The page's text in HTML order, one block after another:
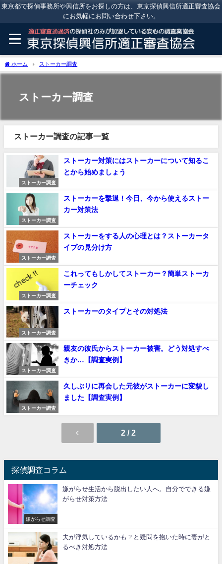
東京都で探偵事務所や興信所をお探しの方は、東京探偵興信所適正審査協会
にお気軽にお問い合わせ下さい。
ホーム ストーカー調査
ストーカー調査
ストーカー調査の記事一覧
ストーカー調査
ストーカー対策にはストーカーについて知るこ
とから始めましょう
ストーカー調査
ストーカーを撃退！今日、今から使えるストー
カー対策法
ストーカー調査
ストーカーをする人の心理とは？ストーカータ
イプの見分け方
ストーカー調査
これってもしかしてストーカー？簡単ストーカ
ーチェック
ストーカー調査
ストーカーのタイプとその対処法
ストーカー調査
親友の彼氏からストーカー被害。どう対処すべ
きか…【調査実例】
ストーカー調査
久しぶりに再会した元彼がストーカーに変貌し
ました【調査実例】
2 / 2
探偵調査コラム
嫌がらせ調査
嫌がらせ生活から脱出したい人へ。自分でできる嫌
がらせ対策方法
夫が浮気しているかも？と疑問を抱いた時に妻がと
るべき対処方法